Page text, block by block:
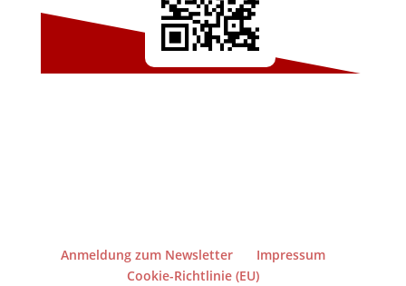
Anmeldung zum Newsletter
Impressum
Cookie-Richtlinie (EU)